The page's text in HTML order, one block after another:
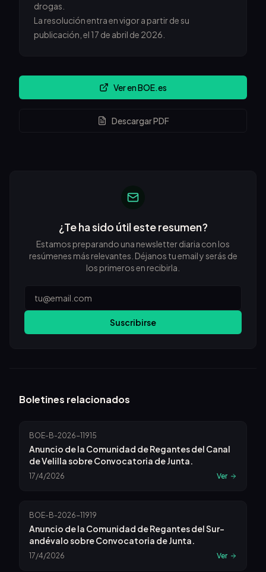
drogas.
La resolución entra en vigor a partir de su
publicación, el 17 de abril de 2026.
Ver en BOE.es
Descargar PDF
¿Te ha sido útil este resumen?
Estamos preparando una newsletter diaria con los
resúmenes más relevantes. Déjanos tu email y serás de
los primeros en recibirla.
Suscribirse
Boletines relacionados
BOE-B-2026-11915
Anuncio de la Comunidad de Regantes del Canal
de Velilla sobre Convocatoria de Junta.
17/4/2026 Ver
BOE-B-2026-11919
Anuncio de la Comunidad de Regantes del Sur-
andévalo sobre Convocatoria de Junta.
17/4/2026 Ver